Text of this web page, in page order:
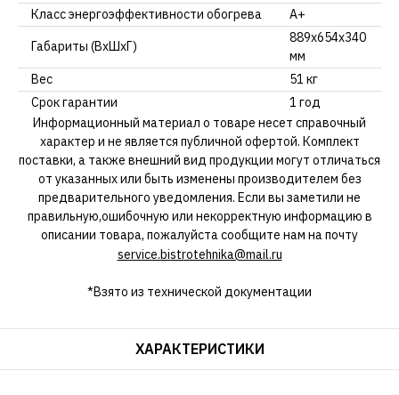
Класс энергоэффективности обогрева
А+
Габариты (ВхШхГ)
889х654х340
мм
Вес
51 кг
Срок гарантии
1 год
Информационный материал о товаре несет справочный
характер и не является публичной офертой. Комплект
поставки, а также внешний вид продукции могут отличаться
от указанных или быть изменены производителем без
предварительного уведомления. Если вы заметили не
правильную,ошибочную или некорректную информацию в
описании товара, пожалуйста сообщите нам на почту
service.bistrotehnika@mail.ru
*Взято из технической документации
ХАРАКТЕРИСТИКИ